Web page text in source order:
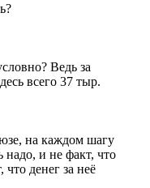
Ведь за
всего 37 тыр.
на каждом шагу
надо, и не факт, что
денег за неё